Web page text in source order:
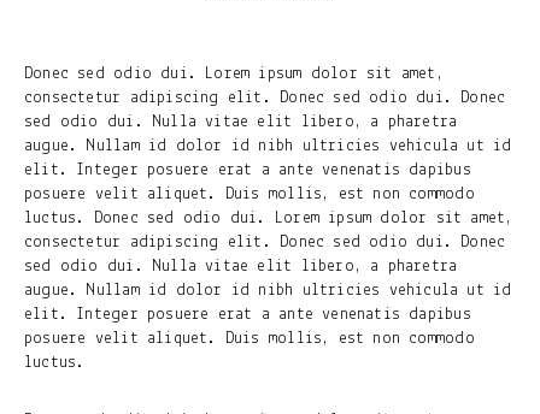
Donec sed odio dui. Lorem ipsum dolor sit amet,
consectetur adipiscing elit. Donec sed odio dui. Donec
sed odio dui. Nulla vitae elit libero, a pharetra
augue. Nullam id dolor id nibh ultricies vehicula ut id
elit. Integer posuere erat a ante venenatis dapibus
posuere velit aliquet. Duis mollis, est non commodo
luctus. Donec sed odio dui. Lorem ipsum dolor sit amet,
consectetur adipiscing elit. Donec sed odio dui. Donec
sed odio dui. Nulla vitae elit libero, a pharetra
augue. Nullam id dolor id nibh ultricies vehicula ut id
elit. Integer posuere erat a ante venenatis dapibus
posuere velit aliquet. Duis mollis, est non commodo
luctus.